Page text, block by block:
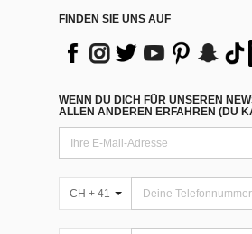
FINDEN SIE UNS AUF
WENN DU DICH FÜR UNSEREN
ALLEN ANDEREN ERFAHREN (DU
CH + 41